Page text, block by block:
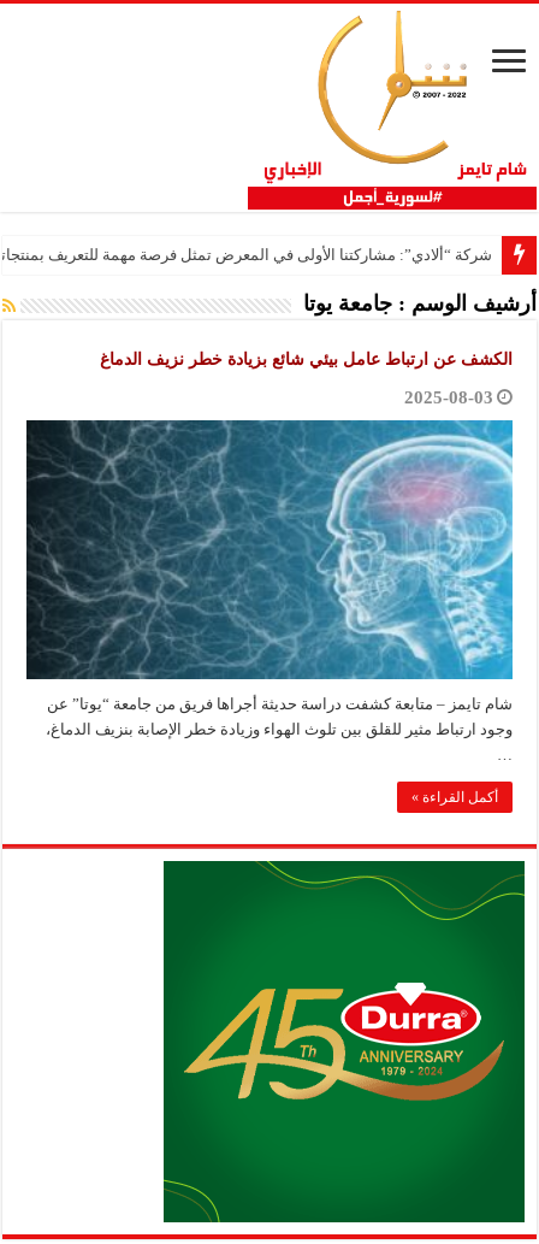
شركة “ألادي”: مشاركتنا الأولى في المعرض تمثل فرصة مهمة للتعريف
أرشيف الوسم : جامعة يوتا
الكشف عن ارتباط عامل بيئي شائع بزيادة خطر نزيف الدماغ
2025-08-03
شام تايمز – متابعة كشفت دراسة حديثة أجراها فريق من جامعة “يوتا” عن
وجود ارتباط مثير للقلق بين تلوث الهواء وزيادة خطر الإصابة بنزيف الدماغ،
أكمل القراءة »